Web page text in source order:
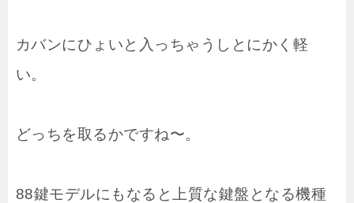
カバンにひょいと入っちゃうしとにかく軽
い。
どっちを取るかですね〜。
88鍵モデルにもなると上質な鍵盤となる機種